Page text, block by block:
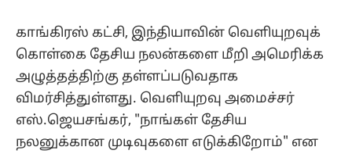
காங்கிரஸ் கட்சி, இந்தியாவின் வெளியுறவுக்
கொள்கை தேசிய நலன்களை மீறி அமெரிக்க
அழுத்தத்திற்கு தள்ளப்படுவதாக
விமர்சித்துள்ளது. வெளியுறவு அமைச்சர்
எஸ்.ஜெயசங்கர், "நாங்கள் தேசிய
நலனுக்கான முடிவுகளை எடுக்கிறோம்" என